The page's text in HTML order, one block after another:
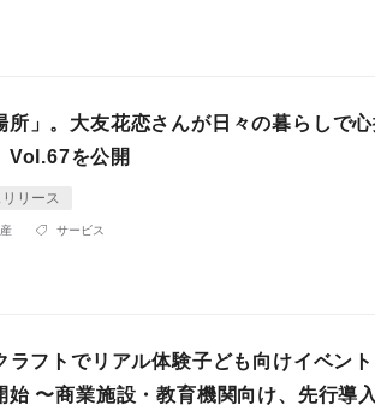
所」。大友花恋さんが日々の暮らしで
Vol.67を公開
リース
サービス
ラフトでリアル体験子ども向けイベン
始 〜商業施設・教育機関向け、先行導